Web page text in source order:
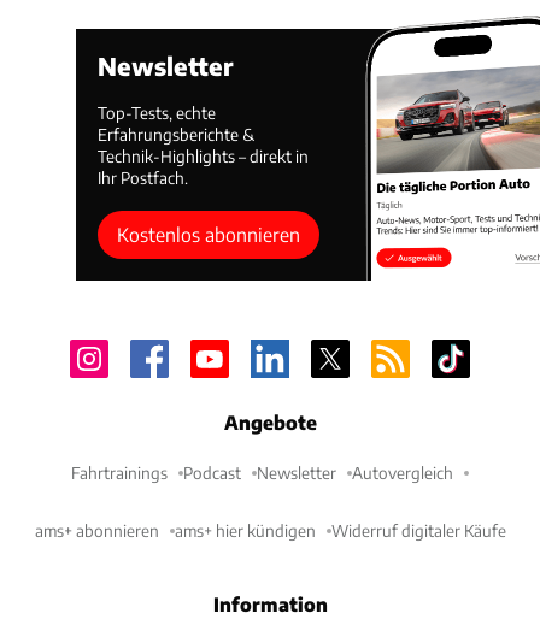
Newsletter
Top-Tests, echte
Erfahrungsberichte &
Technik-Highlights – direkt in
Ihr Postfach.
Kostenlos abonnieren
Angebote
Fahrtrainings Podcast Newsletter Autovergleich
ams+ abonnieren ams+ hier kündigen Widerruf digitaler Käufe
Information